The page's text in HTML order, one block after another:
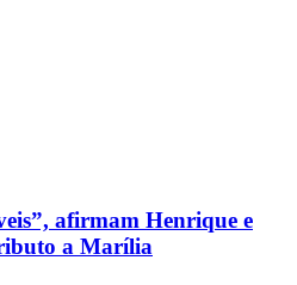
afirmam Henrique e
a Marília